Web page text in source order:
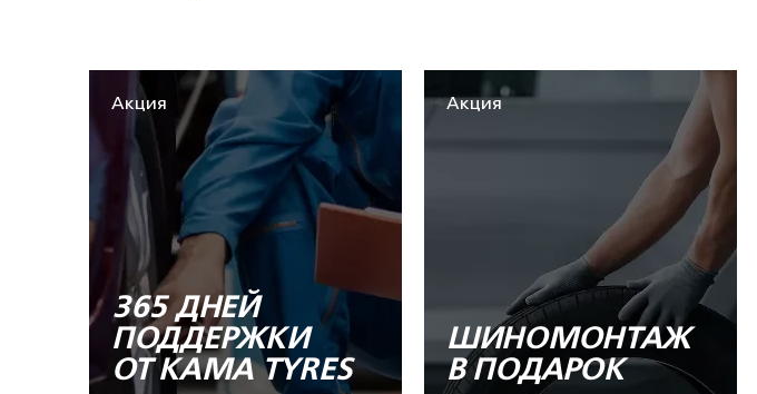
Акция
365 ДНЕЙ
ПОДДЕРЖКИ
ОТ KAMA TYRES
Акция
ШИНОМОНТАЖ
В ПОДАРОК